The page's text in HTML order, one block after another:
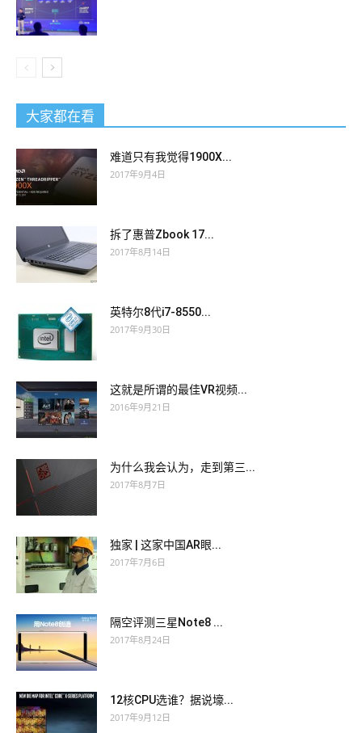
大家都在看
难道只有我觉得1900X...
2017年9月4日
拆了惠普Zbook 17...
2017年8月14日
英特尔8代i7-8550...
2017年9月30日
这就是所谓的最佳VR视频...
2016年9月21日
为什么我会认为，走到第三...
2017年8月7日
独家 | 这家中国AR眼...
2017年7月6日
隔空评测三星Note8 ...
2017年8月24日
12核CPU选谁？据说壕...
2017年9月12日